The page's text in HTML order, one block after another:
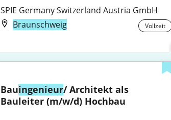
SPIE Germany Switzerland Austria GmbH
Braunschweig
Vollzeit
Bauingenieur/ Architekt als
Bauleiter (m/w/d) Hochbau